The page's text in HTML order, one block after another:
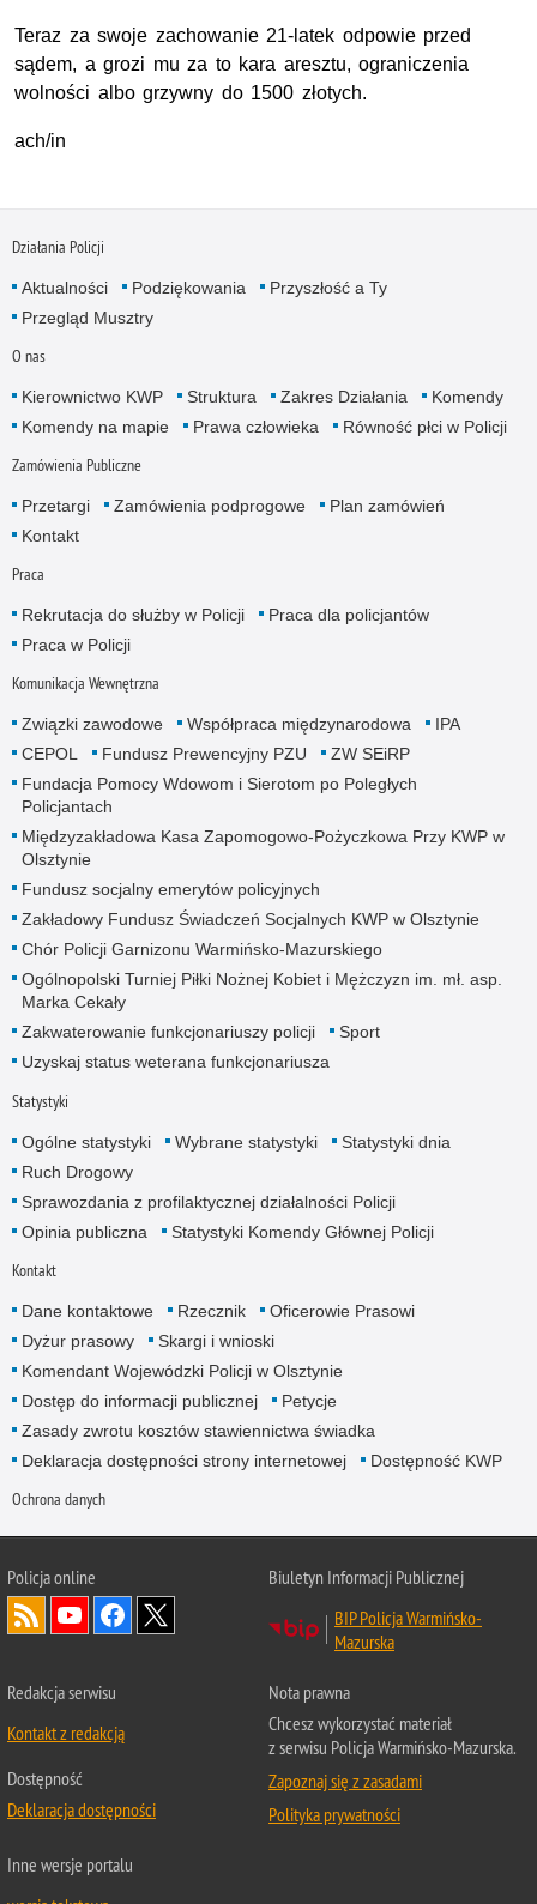
Teraz za swoje zachowanie 21-latek odpowie przed
sądem, a grozi mu za to kara aresztu, ograniczenia
wolności albo grzywny do 1500 złotych.
ach/in
Działania Policji
Aktualności Podziękowania
Przyszłość a Ty
Przegląd Musztry
O nas
Kierownictwo KWP Struktura Zakres Działania
Komendy
Komendy na mapie
Prawa człowieka Równość płci w Policji
Zamówienia Publiczne
Przetargi Zamówienia podprogowe
Plan zamówień
Kontakt
Praca
Rekrutacja do służby w Policji
Praca dla policjantów
Praca w Policji
Komunikacja Wewnętrzna
Związki zawodowe Współpraca międzynarodowa
IPA
CEPOL
Fundusz Prewencyjny PZU
ZW SEiRP
Fundacja Pomocy Wdowom i Sierotom po Poległych
Policjantach
Międzyzakładowa Kasa Zapomogowo-Pożyczkowa Przy KWP w
Olsztynie
Fundusz socjalny emerytów policyjnych
Zakładowy Fundusz Świadczeń Socjalnych KWP w Olsztynie
Chór Policji Garnizonu Warmińsko-Mazurskiego
Ogólnopolski Turniej Piłki Nożnej Kobiet i Mężczyzn im. mł. asp.
Marka Cekały
Zakwaterowanie funkcjonariuszy policji
Sport
Uzyskaj status weterana funkcjonariusza
Statystyki
Ogólne statystyki Wybrane statystyki
Statystyki dnia
Ruch Drogowy
Sprawozdania z profilaktycznej działalności Policji
Opinia publiczna
Statystyki Komendy Głównej Policji
Kontakt
Dane kontaktowe Rzecznik
Oficerowie Prasowi
Dyżur prasowy
Skargi i wnioski
Komendant Wojewódzki Policji w Olsztynie
Dostęp do informacji publicznej
Petycje
Zasady zwrotu kosztów stawiennictwa świadka
Deklaracja dostępności strony internetowej
Dostępność KWP
Ochrona danych
Policja online
Biuletyn Informacji Publicznej
BIP Policja Warmińsko-
Mazurska
Redakcja serwisu
Kontakt z redakcją
Dostępność
Deklaracja dostępności
Nota prawna
Chcesz wykorzystać materiał
z serwisu Policja Warmińsko-Mazurska.
Zapoznaj się z zasadami
Polityka prywatności
Inne wersje portalu